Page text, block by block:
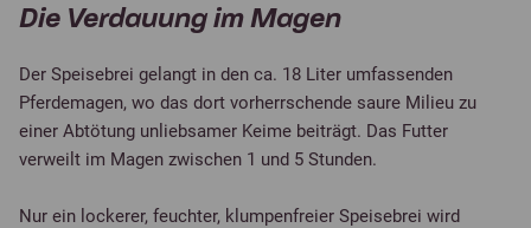
Die Verdauung im Magen
Der Speisebrei gelangt in den ca. 18 Liter umfassenden
Pferdemagen, wo das dort vorherrschende saure Milieu zu
einer Abtötung unliebsamer Keime beiträgt. Das Futter
verweilt im Magen zwischen 1 und 5 Stunden.
Nur ein lockerer, feuchter, klumpenfreier Speisebrei wird